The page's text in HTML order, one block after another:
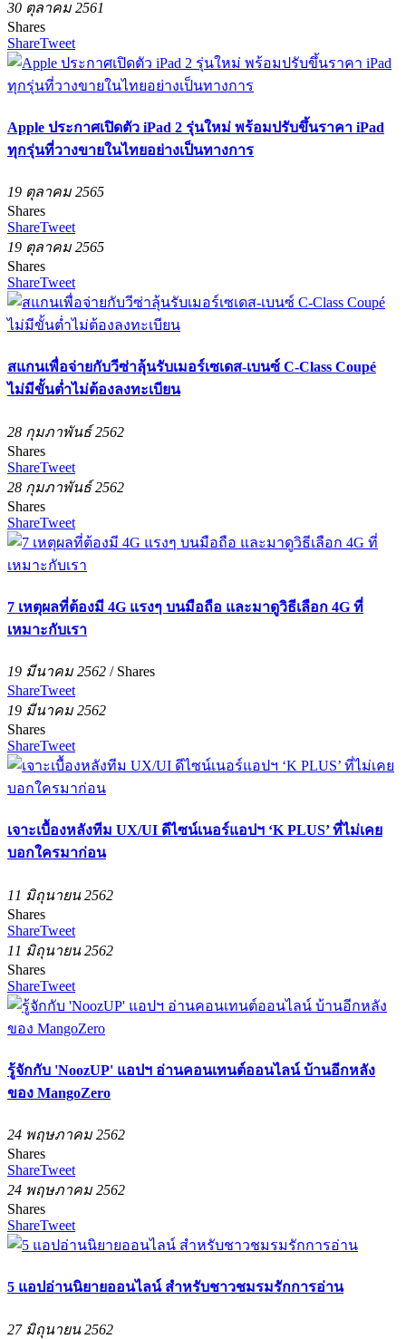
30 ตุลาคม 2561
Shares
ShareTweet
Apple ประกาศเปิดตัว iPad 2 รุ่นใหม่ พร้อมปรับขึ้นราคา iPad
ทุกรุ่นที่วางขายในไทยอย่างเป็นทางการ
19 ตุลาคม 2565
Shares
ShareTweet
19 ตุลาคม 2565
Shares
ShareTweet
สแกนเพื่อจ่ายกับวีซ่าลุ้นรับเมอร์เซเดส-เบนซ์ C-Class Coupé
ไม่มีขั้นต่ำไม่ต้องลงทะเบียน
28 กุมภาพันธ์ 2562
Shares
ShareTweet
28 กุมภาพันธ์ 2562
Shares
ShareTweet
7 เหตุผลที่ต้องมี 4G แรงๆ บนมือถือ และมาดูวิธีเลือก 4G ที่
เหมาะกับเรา
19 มีนาคม 2562 / Shares
ShareTweet
19 มีนาคม 2562
Shares
ShareTweet
เจาะเบื้องหลังทีม UX/UI ดีไซน์เนอร์แอปฯ ‘K PLUS’ ที่ไม่เคย
บอกใครมาก่อน
11 มิถุนายน 2562
Shares
ShareTweet
11 มิถุนายน 2562
Shares
ShareTweet
รู้จักกับ 'NoozUP' แอปฯ อ่านคอนเทนต์ออนไลน์ บ้านอีกหลัง
ของ MangoZero
24 พฤษภาคม 2562
Shares
ShareTweet
24 พฤษภาคม 2562
Shares
ShareTweet
5 แอปอ่านนิยายออนไลน์ สำหรับชาวชมรมรักการอ่าน
27 มิถุนายน 2562